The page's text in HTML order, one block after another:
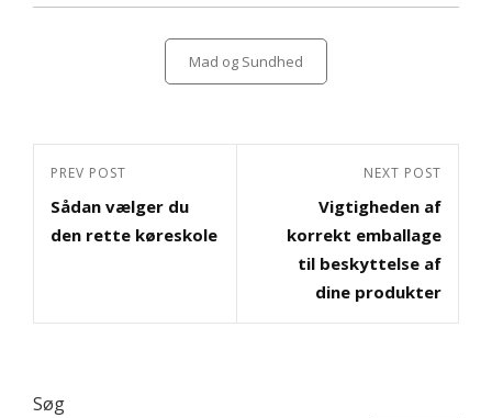
Categories
Mad og Sundhed
Indlægsnavigation
Previous
Post
PREV POST
Sådan vælger du
den rette køreskole
NEXT POST
Vigtigheden af
korrekt emballage
til beskyttelse af
dine produkter
Søg